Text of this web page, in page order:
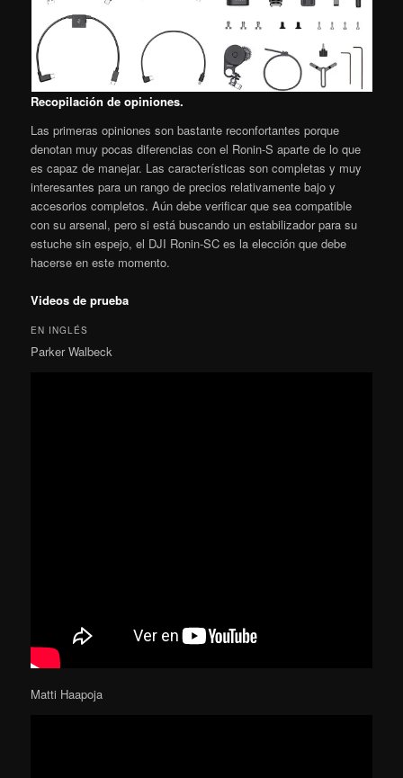
Recopilación de opiniones.
Las primeras opiniones son bastante reconfortantes porque
denotan muy pocas diferencias con el Ronin-S aparte de lo que
es capaz de manejar. Las características son completas y muy
interesantes para un rango de precios relativamente bajo y
accesorios completos. Aún debe verificar que sea compatible
con su arsenal, pero si está buscando un estabilizador para su
estuche sin espejo, el DJI Ronin-SC es la elección que debe
hacerse en este momento.
Videos de prueba
EN INGLÉS
Parker Walbeck
Matti Haapoja